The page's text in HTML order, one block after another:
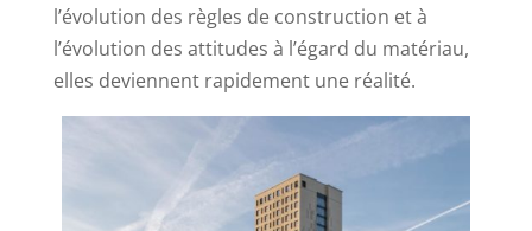
l’évolution des règles de construction et à
l’évolution des attitudes à l’égard du matériau,
elles deviennent rapidement une réalité.